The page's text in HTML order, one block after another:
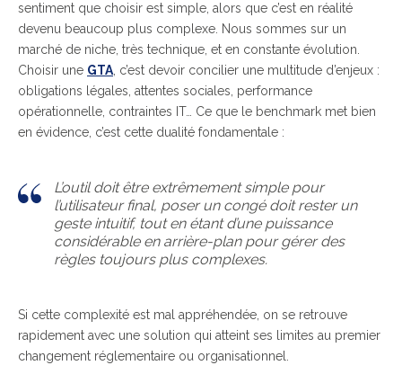
sentiment que choisir est simple, alors que c’est en réalité
devenu beaucoup plus complexe. Nous sommes sur un
marché de niche, très technique, et en constante évolution.
Choisir une GTA , c’est devoir concilier une multitude d’enjeux :
obligations légales, attentes sociales, performance
opérationnelle, contraintes IT… Ce que le benchmark met bien
en évidence, c’est cette dualité fondamentale :
L’outil doit être extrêmement simple pour
l’utilisateur final, poser un congé doit rester un
geste intuitif, tout en étant d’une puissance
considérable en arrière-plan pour gérer des
règles toujours plus complexes.
Si cette complexité est mal appréhendée, on se retrouve
rapidement avec une solution qui atteint ses limites au premier
changement réglementaire ou organisationnel.